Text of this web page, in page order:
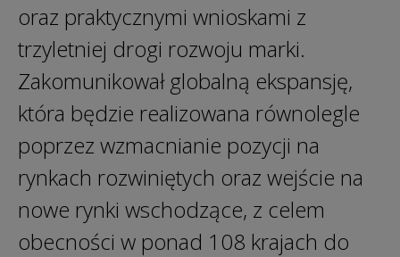
oraz praktycznymi wnioskami z
trzyletniej drogi rozwoju marki.
Zakomunikował globalną ekspansję,
która będzie realizowana równolegle
poprzez wzmacnianie pozycji na
rynkach rozwiniętych oraz wejście na
nowe rynki wschodzące, z celem
obecności w ponad 108 krajach do